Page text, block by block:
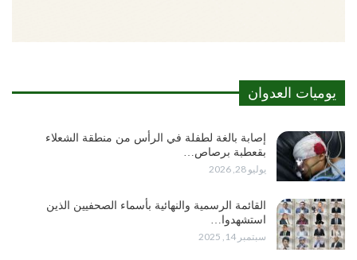
يوميات العدوان
إصابة بالغة لطفلة في الرأس من منطقة الشعلاء
بقعطبة برصاص…
يوليو 28, 2026
القائمة الرسمية والنهائية بأسماء الصحفيين الذين
استشهدوا…
سبتمبر 14, 2025